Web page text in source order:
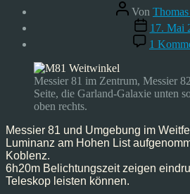
Beitragsautor
Von
17. Mai
1
Messier 81 im Zentrum, Messier
Seite, die Garland-Galaxie unten
oben rechts.
Messier 81 und Umgebung im
Luminanz am Hohen List
Koblenz.
6h20m Belichtungszeit zeigen
Teleskop leisten können.